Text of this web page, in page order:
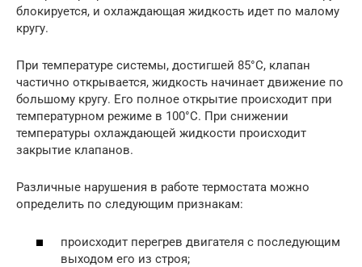
блокируется, и охлаждающая жидкость идет по малому
кругу.
При температуре системы, достигшей 85°С, клапан
частично открывается, жидкость начинает движение по
большому кругу. Его полное открытие происходит при
температурном режиме в 100°С. При снижении
температуры охлаждающей жидкости происходит
закрытие клапанов.
Различные нарушения в работе термостата можно
определить по следующим признакам:
происходит перегрев двигателя с последующим
выходом его из строя;